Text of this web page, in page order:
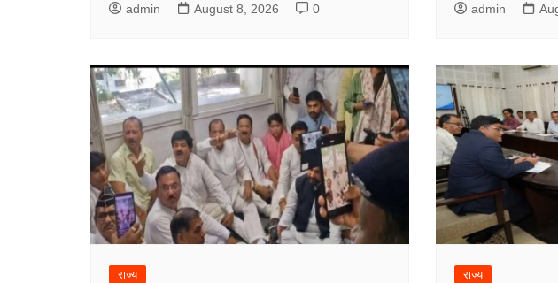
admin August 8, 2026 0 admin
राज्य राज्य